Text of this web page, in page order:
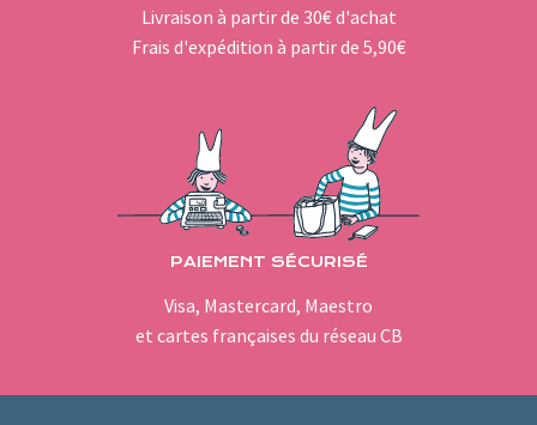
Livraison à partir de 30€ d'achat
Frais d'expédition à partir de 5,90€
PAIEMENT SÉCURISÉ
Visa, Mastercard, Maestro
et cartes françaises du réseau CB